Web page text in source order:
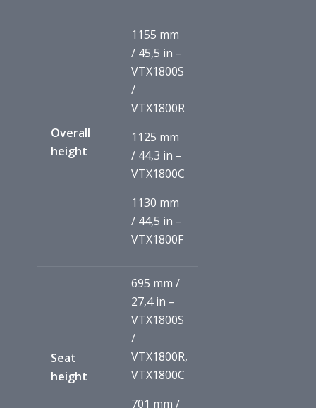
Overall
height
1155 mm
/ 45,5 in –
VTX1800S
/
VTX1800R
1125 mm
/ 44,3 in –
VTX1800C
1130 mm
/ 44,5 in –
VTX1800F
Seat
height
695 mm /
27,4 in –
VTX1800S
/
VTX1800R,
VTX1800C
701 mm /